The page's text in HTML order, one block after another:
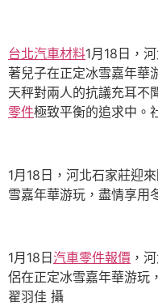
台北汽車材料1月18日，
著兒子在正定冰雪嘉年華
天秤對兩人的抗議充耳不
零件極致平衡的追求中。
1月18日，河北石家莊迎
雪嘉年華游玩，盡情享用
1月18日 汽車零件報價 ，
侶在正定冰雪嘉年華游玩
翟羽佳 攝